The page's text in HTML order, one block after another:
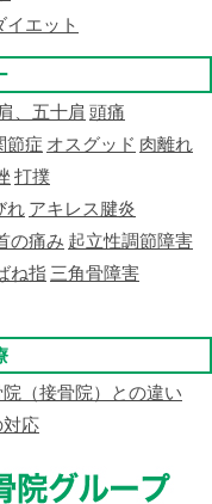
イエット
、五十肩 頭痛
節症 オスグッド 肉離れ
打撲
れ アキレス腱炎
の痛み 起立性調節障害
ね指 三角骨障害
（接骨院）との違い
対応